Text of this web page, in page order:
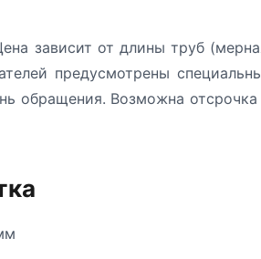
зависит от длины труб
предусмотрены
обращения. Возможна